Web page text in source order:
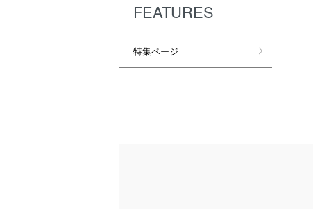
FEATURES
特集ページ